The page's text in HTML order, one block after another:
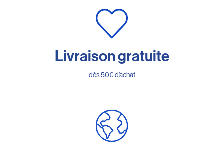
Livraison gratuite
dès 50€ d’achat